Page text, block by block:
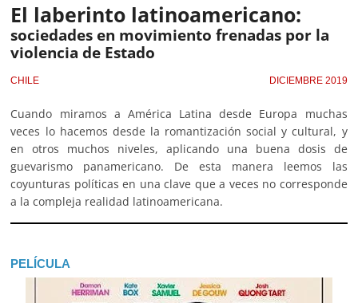
El laberinto latinoamericano:
sociedades en movimiento frenadas por la
violencia de Estado
CHILE DICIEMBRE 2019
Cuando miramos a América Latina desde Europa muchas
veces lo hacemos desde la romantización social y cultural, y
en otros muchos niveles, aplicando una buena dosis de
guevarismo panamericano. De esta manera leemos las
coyunturas políticas en una clave que a veces no corresponde
a la compleja realidad latinoamericana.
PELÍCULA